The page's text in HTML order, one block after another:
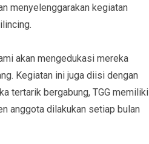
menyelenggarakan kegiatan
akan mengedukasi mereka
Kegiatan ini juga diisi dengan
tertarik bergabung, TGG memiliki
anggota dilakukan setiap bulan